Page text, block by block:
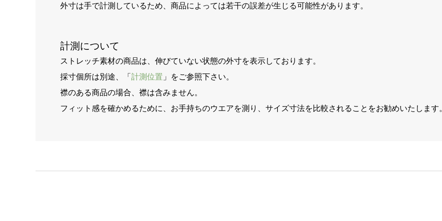
外寸は手で計測しているため、商品によっては若干の誤差が生じる可能性があります。
計測について
ストレッチ素材の商品は、伸びていない状態の外寸を表示しております。
採寸個所は別途、「 計測位置 」をご参照下さい。
襟のある商品の場合、襟は含みません。
フィット感を確かめるために、お手持ちのウエアを測り、サイズ寸法を比較されることをお勧めいたします